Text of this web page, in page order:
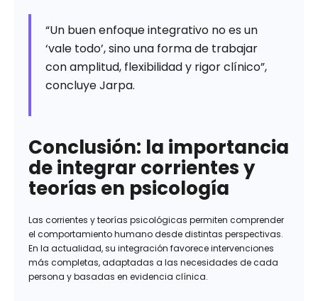
“Un buen enfoque integrativo no es un
‘vale todo’, sino una forma de trabajar
con amplitud, flexibilidad y rigor clínico”,
concluye Jarpa.
Conclusión: la importancia
de integrar corrientes y
teorías en psicología
Las corrientes y teorías psicológicas permiten comprender
el comportamiento humano desde distintas perspectivas.
En la actualidad, su integración favorece intervenciones
más completas, adaptadas a las necesidades de cada
persona y basadas en evidencia clínica.